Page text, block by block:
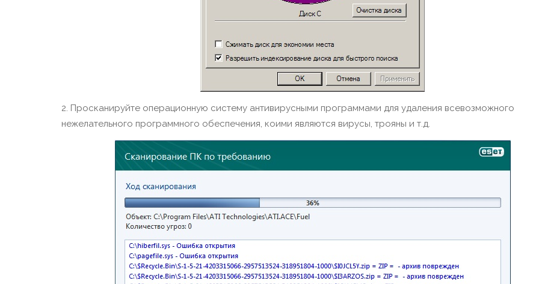
2. Просканируйте операционную систему антивирусными программами для удаления всевозможного
нежелательного программного обеспечения, коими являются вирусы, трояны и т.д.